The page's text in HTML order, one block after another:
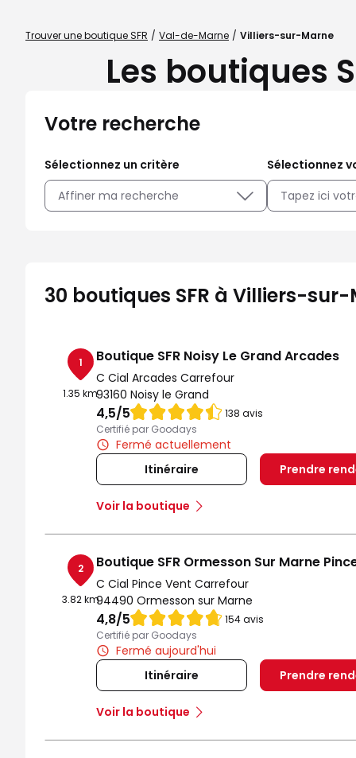
Trouver une boutique SFR Val-de-Marne Villiers-sur-Marne
Les boutiques
Votre recherche
Sélectionnez un critère
Affiner ma recherche
Sélectionnez
30 boutiques SFR à Villiers-
1
1.35 km
Boutique SFR Noisy Le Grand Arcades
C Cial Arcades Carrefour
93160 Noisy le Grand
4,5/5Note de 4.5 sur 5
138 avis
Certifié par Goodays
Fermé actuellement
Itinéraire
Prendre
Voir la boutique
2
3.82 km
Boutique SFR Ormesson Sur Marne
C Cial Pince Vent Carrefour
94490 Ormesson sur Marne
4,8/5Note de 4.8 sur 5
154 avis
Certifié par Goodays
Fermé aujourd'hui
Itinéraire
Prendre
Voir la boutique